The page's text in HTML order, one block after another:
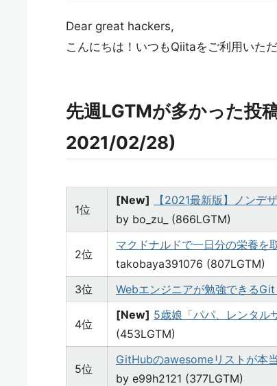
Dear great hackers,
こんにちは！いつもQiitaをご利用いた
先週LGTMが多かった
2021/02/28)
1位
[New]
【2021最新版】ノンデ
by bo_zu_ (866LGTM)
2位
マクドナルドで一日分の栄養を
takobaya391076 (807LGTM)
3位
Webエンジニアが勉強できる
4位
[New] 5歳娘「パパ、レンタル
(453LGTM)
5位
GitHubのawesomeリストが本
by e99h2121 (377LGTM)